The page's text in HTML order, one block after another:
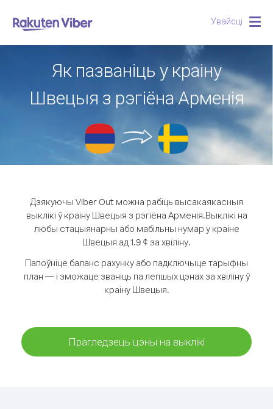
Увайсці
Як пазваніць у краіну
Швецыя з рэгіёна Арменія
Дзякуючы Viber Out можна рабіць высакаякасныя
выклікі ў краіну Швецыя з рэгіёна Арменія.Выклікі на
любы стацыянарны або мабільны нумар у краіне
Швецыя ад 1.9 ¢ за хвіліну.
Папоўніце баланс рахунку або падключыце тарыфны
план — і зможаце званіць па лепшых цэнах за хвіліну ў
краіну Швецыя.
Прагледзець цэны на выклікі